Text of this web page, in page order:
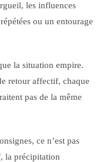
les influences
ou un entourage
la situation empire.
retour affectif, chaque
pas de la même
ce n’est pas
la précipitation